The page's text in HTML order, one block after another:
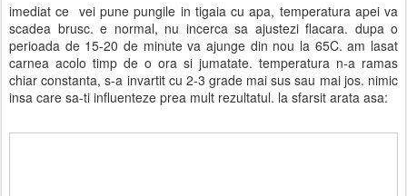
imediat ce vei pune pungile in tigaia cu apa, temperatura apei va
scadea brusc. e normal, nu incerca sa ajustezi flacara. dupa o
perioada de 15-20 de minute va ajunge din nou la 65C. am lasat
carnea acolo timp de o ora si jumatate. temperatura n-a ramas
chiar constanta, s-a invartit cu 2-3 grade mai sus sau mai jos. nimic
insa care sa-ti influenteze prea mult rezultatul. la sfarsit arata asa: